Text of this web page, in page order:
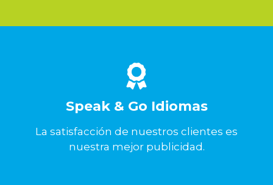
Speak & Go Idiomas
La satisfacción de nuestros clientes es
nuestra mejor publicidad.